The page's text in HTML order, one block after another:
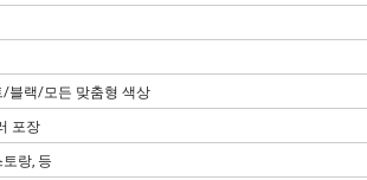
블랙/모든 맞춤형 색상
포장
랑, 등